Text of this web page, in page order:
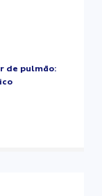
de pulmão: